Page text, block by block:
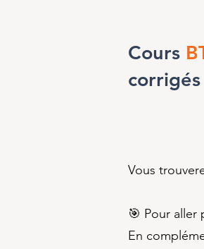
Cours
corrigés
Vous
🎯 Pour aller
En